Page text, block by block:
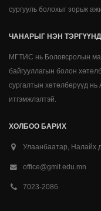
сургууль болохыг зорьж
ЧАНАРЫГ НЭН ТЭРГҮҮНД
МГТИС нь Боловсролын
байгууллагын болон
сургалтын хөтөлбөрүүд
итгэмжлэлтэй.
ХОЛБОО БАРИХ
Улаанбаатар, Налайх
office@gmit.edu.mn
7023-2086